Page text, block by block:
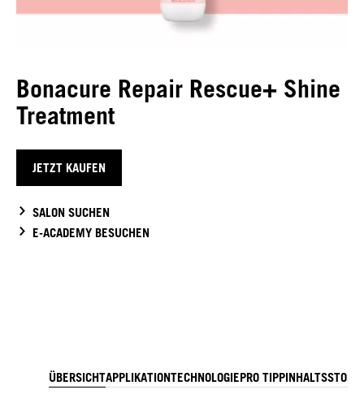
Bonacure Repair Rescue+ Shine
Treatment
JETZT KAUFEN
SALON SUCHEN
E-ACADEMY BESUCHEN
ÜBERSICHTAPPLIKATIONTECHNOLOGIEPRO TIPPINHALTSSTOFFE